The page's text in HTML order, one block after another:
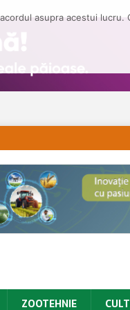
ZOOTEHNIE
asupra acestui lucru.